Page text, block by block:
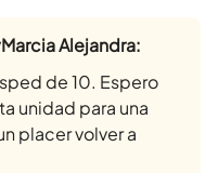
Alejandra:
de 10. Espero
unidad para una
placer volver a